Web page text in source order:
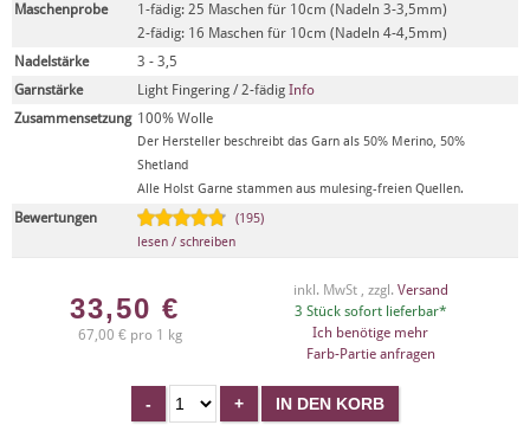
Maschenprobe
1-fädig: 25 Maschen für 10cm (Nadeln 3-3,5mm)
2-fädig: 16 Maschen für 10cm (Nadeln 4-4,5mm)
Nadelstärke
3 - 3,5
Garnstärke
Light Fingering / 2-fädig Info
Zusammensetzung 100% Wolle
Der Hersteller beschreibt das Garn als 50% Merino, 50%
Shetland
Alle Holst Garne stammen aus mulesing-freien Quellen.
Bewertungen
(195)
lesen / schreiben
33,50 €
67,00 € pro 1 kg
inkl. MwSt , zzgl. Versand
3 Stück sofort lieferbar*
Ich benötige mehr
Farb-Partie anfragen